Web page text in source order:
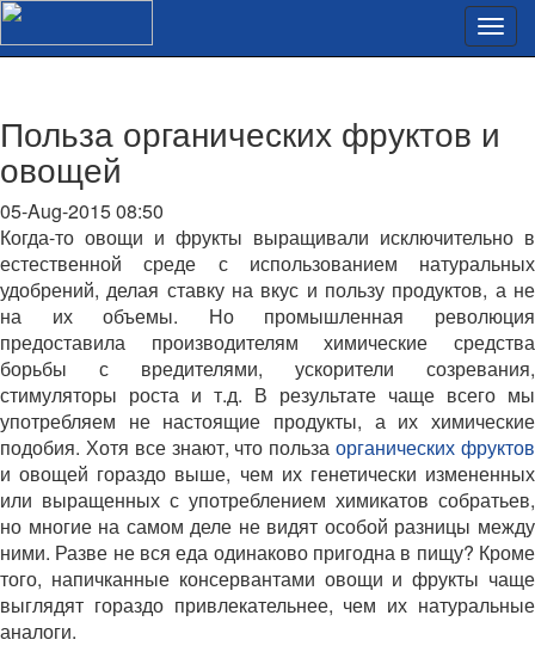
Польза органических фруктов и
овощей
05-Aug-2015 08:50
Когда-то овощи и фрукты выращивали исключительно в
естественной среде с использованием натуральных
удобрений, делая ставку на вкус и пользу продуктов, а не
на их объемы. Но промышленная революция
предоставила производителям химические средства
борьбы с вредителями, ускорители созревания,
стимуляторы роста и т.д. В результате чаще всего мы
употребляем не настоящие продукты, а их химические
подобия. Хотя все знают, что пользаорганических фруктов
и овощей гораздо выше, чем их генетически измененных
или выращенных с употреблением химикатов собратьев,
но многие на самом деле не видят особой разницы между
ними. Разве не вся еда одинаково пригодна в пищу? Кроме
того, напичканные консервантами овощи и фрукты чаще
выглядят гораздо привлекательнее, чем их натуральные
аналоги.